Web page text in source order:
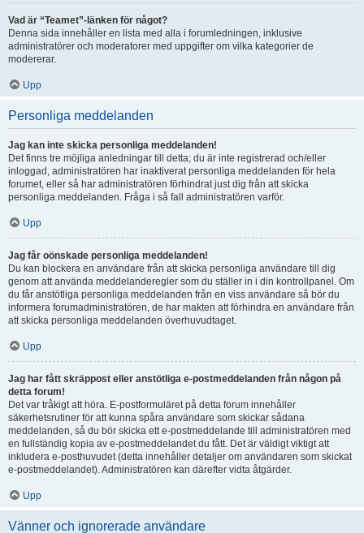
Vad är “Teamet”-länken för något?
Denna sida innehåller en lista med alla i forumledningen, inklusive
administratörer och moderatorer med uppgifter om vilka kategorier de
modererar.
Upp
Personliga meddelanden
Jag kan inte skicka personliga meddelanden!
Det finns tre möjliga anledningar till detta; du är inte registrerad och/eller
inloggad, administratören har inaktiverat personliga meddelanden för hela
forumet, eller så har administratören förhindrat just dig från att skicka
personliga meddelanden. Fråga i så fall administratören varför.
Upp
Jag får oönskade personliga meddelanden!
Du kan blockera en användare från att skicka personliga användare till dig
genom att använda meddelanderegler som du ställer in i din kontrollpanel. Om
du får anstötliga personliga meddelanden från en viss användare så bör du
informera forumadministratören, de har makten att förhindra en användare från
att skicka personliga meddelanden överhuvudtaget.
Upp
Jag har fått skräppost eller anstötliga e-postmeddelanden från någon på
detta forum!
Det var tråkigt att höra. E-postformuläret på detta forum innehåller
säkerhetsrutiner för att kunna spåra användare som skickar sådana
meddelanden, så du bör skicka ett e-postmeddelande till administratören med
en fullständig kopia av e-postmeddelandet du fått. Det är väldigt viktigt att
inkludera e-posthuvudet (detta innehåller detaljer om användaren som skickat
e-postmeddelandet). Administratören kan därefter vidta åtgärder.
Upp
Vänner och ignorerade användare